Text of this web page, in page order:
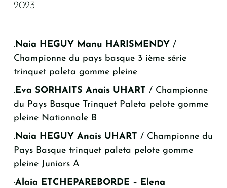
2023
.Naia HEGUY Manu HARISMENDY /
Championne du pays basque 3 ième série
trinquet paleta gomme pleine
.Eva SORHAITS Anais UHART / Championne
du Pays Basque Trinquet Paleta pelote gomme
pleine Nationnale B
.Naia HEGUY Anais UHART / Championne du
Pays Basque trinquet paleta pelote gomme
pleine Juniors A
·Alaia ETCHEPAREBORDE – Elena